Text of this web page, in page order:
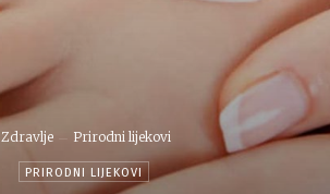
Zdravlje Prirodni lijekovi
PRIRODNI LIJEKOVI